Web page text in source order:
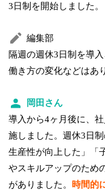
3日制を開始しました。
編集部
隔週の週休3日制を導
働き方の変化などはあ
岡田さん
導入から4ヶ月後に、
施しました。週休3日
生産性が向上した」「
やスキルアップのため
がありました。
時間的